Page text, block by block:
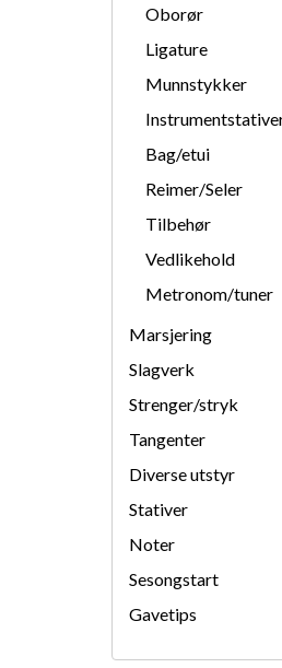
Oborør
Ligature
Munnstykker
Bag/etui
Reimer/Seler
Tilbehør
Vedlikehold
Metronom/tuner
Marsjering
Slagverk
Strenger/stryk
Tangenter
Diverse utstyr
Stativer
Noter
Sesongstart
Gavetips